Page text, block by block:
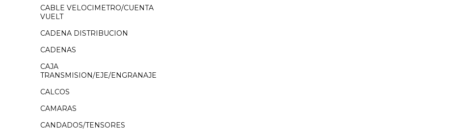
CABLE VELOCIMETRO/CUENTA
VUELT
CADENA DISTRIBUCION
CADENAS
CAJA
TRANSMISION/EJE/ENGRANAJE
CALCOS
CAMARAS
CANDADOS/TENSORES